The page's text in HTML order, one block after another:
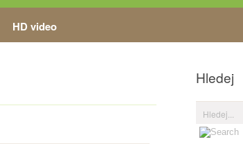
HD video
Hledej